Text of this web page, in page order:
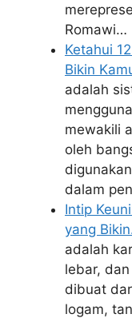
Romawi…
Ketahui
Bikin
adalah
mewakili
oleh
dalam
Intip
yang
adalah
lebar,
dibuat
logam,